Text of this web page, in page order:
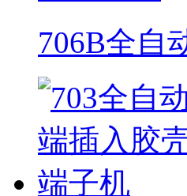
706B全自